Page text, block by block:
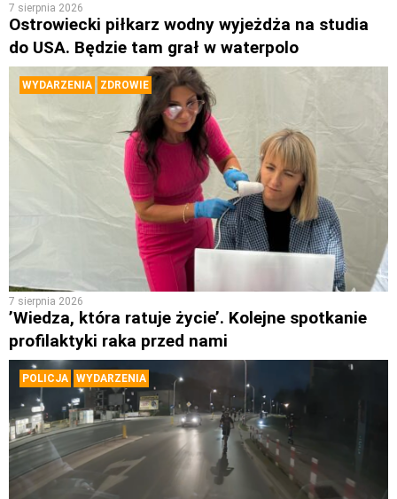
7 sierpnia 2026
Ostrowiecki piłkarz wodny wyjeżdża na studia
do USA. Będzie tam grał w waterpolo
WYDARZENIA ZDROWIE
7 sierpnia 2026
’Wiedza, która ratuje życie’. Kolejne spotkanie
profilaktyki raka przed nami
POLICJA WYDARZENIA